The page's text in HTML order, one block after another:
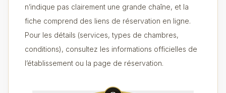
n’indique pas clairement une grande chaîne, et la
fiche comprend des liens de réservation en ligne.
Pour les détails (services, types de chambres,
conditions), consultez les informations officielles de
l’établissement ou la page de réservation.